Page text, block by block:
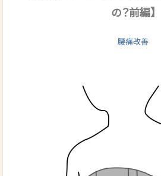
の？前編】
腰痛改善